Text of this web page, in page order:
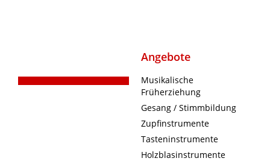
Angebote
Musikalische
Früherziehung
Gesang / Stimmbildung
Zupfinstrumente
Tasteninstrumente
Holzblasinstrumente